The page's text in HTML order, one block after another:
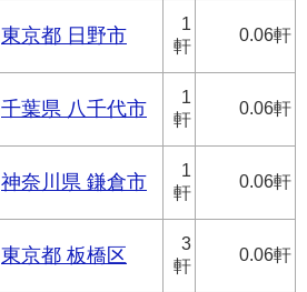
東京都 日野市
1
軒
0.06軒
千葉県 八千代市
1
軒
0.06軒
神奈川県 鎌倉市
1
軒
0.06軒
東京都 板橋区
3
軒
0.06軒